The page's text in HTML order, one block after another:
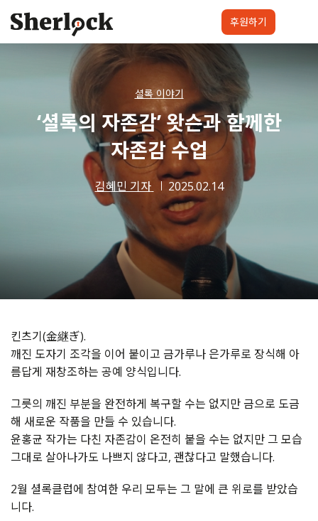
content
프로젝트 셜록클럽
후원하기
셜록 이야기
‘셜록의 자존감’ 왓슨과 함께한
자존감 수업
김혜민 기자 2025.02.14
킨츠기(金継ぎ).
깨진 도자기 조각을 이어 붙이고 금가루나 은가루로 장식해 아
름답게 재창조하는 공예 양식입니다.
그릇의 깨진 부분을 완전하게 복구할 수는 없지만 금으로 도금
해 새로운 작품을 만들 수 있습니다.
윤홍균 작가는 다친 자존감이 온전히 붙을 수는 없지만 그 모습
그대로 살아나가도 나쁘지 않다고, 괜찮다고 말했습니다.
2월 셜록클럽에 참여한 우리 모두는 그 말에 큰 위로를 받았습
니다.